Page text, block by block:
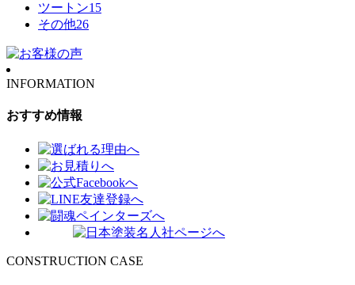
ツートン15
その他26
INFORMATION
おすすめ情報
CONSTRUCTION CASE